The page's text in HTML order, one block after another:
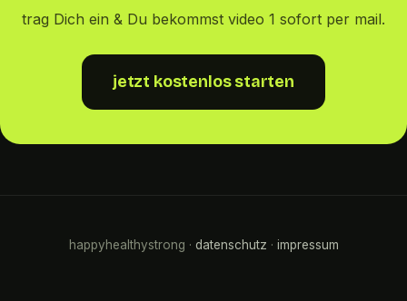
trag Dich ein & Du bekommst video 1 sofort per mail.
jetzt kostenlos starten
happyhealthystrong · datenschutz · impressum